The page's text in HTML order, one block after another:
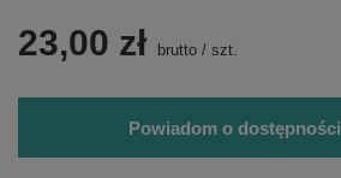
23,00 zł brutto / szt.
Powiadom o dostępności